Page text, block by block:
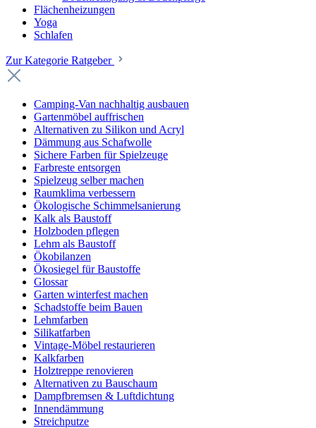
Flächenheizungen
Yoga
Schlafen
Zur Kategorie Ratgeber
Camping-Van nachhaltig ausbauen
Gartenmöbel auffrischen
Alternativen zu Silikon und Acryl
Dämmung aus Schafwolle
Sichere Farben für Spielzeuge
Farbreste entsorgen
Spielzeug selber machen
Raumklima verbessern
Ökologische Schimmelsanierung
Kalk als Baustoff
Holzboden pflegen
Lehm als Baustoff
Ökobilanzen
Ökosiegel für Baustoffe
Glossar
Garten winterfest machen
Schadstoffe beim Bauen
Lehmfarben
Silikatfarben
Vintage-Möbel restaurieren
Kalkfarben
Holztreppe renovieren
Alternativen zu Bauschaum
Dampfbremsen & Luftdichtung
Innendämmung
Streichputze